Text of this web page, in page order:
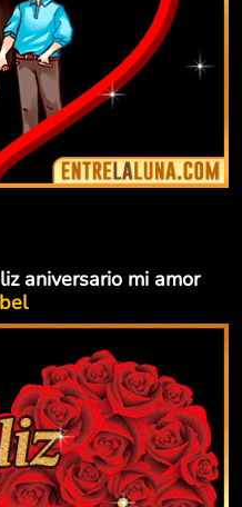
aniversario mi amor